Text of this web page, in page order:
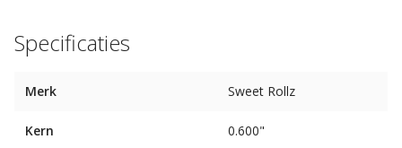
Specificaties
Merk Sweet Rollz
Kern 0.600"